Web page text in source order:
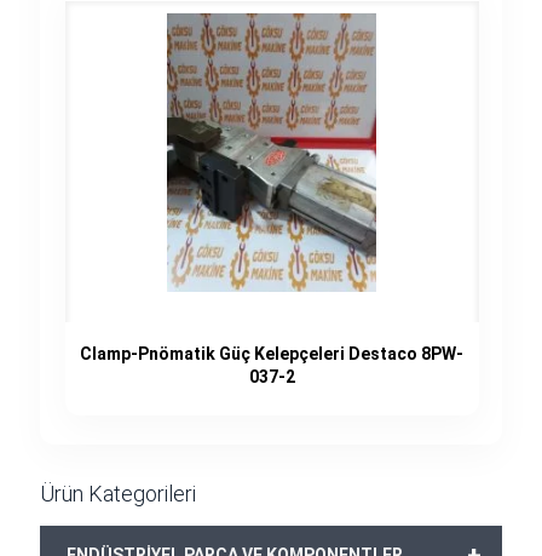
Clamp-Pnömatik Güç Kelepçeleri Destaco 8PW-
037-2
Ürün Kategorileri